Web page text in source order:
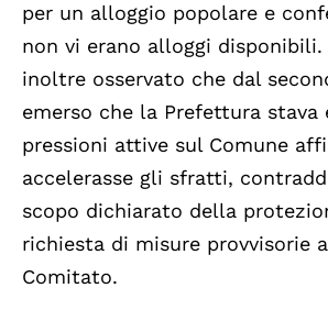
per un alloggio popolare e
non vi erano alloggi disponibili.
inoltre osservato che dal
emerso che la Prefettura stava
pressioni attive sul Comune
accelerasse gli sfratti,
scopo dichiarato della
richiesta di misure provvisorie
Comitato.